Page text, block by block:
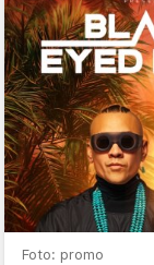
Foto: promo